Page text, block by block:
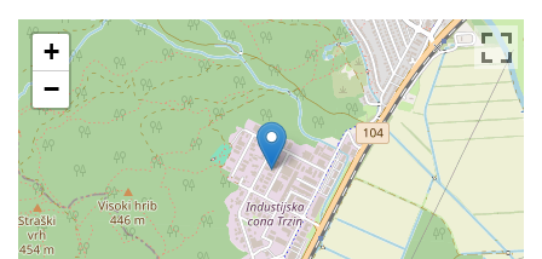
+
−